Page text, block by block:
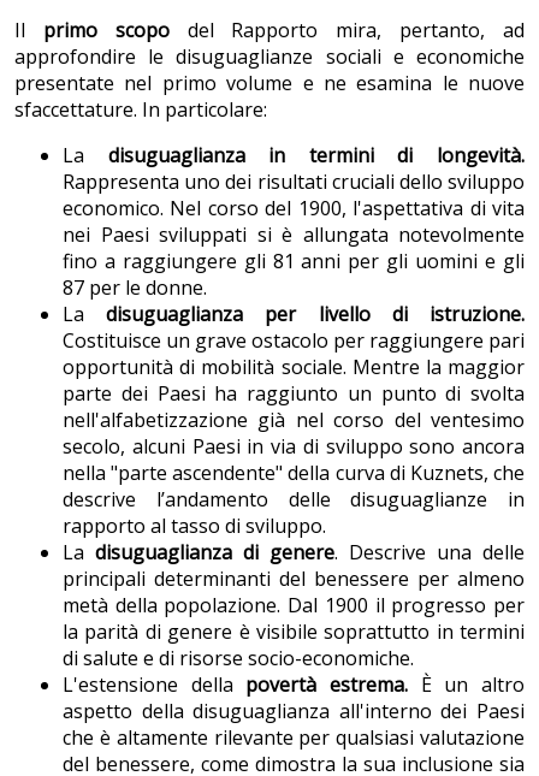
Il primo scopodel Rapporto mira, pertanto, ad
approfondire le disuguaglianze sociali e economiche
presentate nel primo volume e ne esamina le nuove
sfaccettature. In particolare:
La disuguaglianza in termini di longevità.
Rappresenta uno dei risultati cruciali dello sviluppo
economico. Nel corso del 1900, l'aspettativa di vita
nei Paesi sviluppati si è allungata notevolmente
fino a raggiungere gli 81 anni per gli uomini e gli
87 per le donne.
La disuguaglianza per livello di istruzione.
Costituisce un grave ostacolo per raggiungere pari
opportunità di mobilità sociale. Mentre la maggior
parte dei Paesi ha raggiunto un punto di svolta
nell'alfabetizzazione già nel corso del ventesimo
secolo, alcuni Paesi in via di sviluppo sono ancora
nella "parte ascendente" della curva di Kuznets, che
descrive l’andamento delle disuguaglianze in
rapporto al tasso di sviluppo.
La disuguaglianza di genere. Descrive una delle
principali determinanti del benessere per almeno
metà della popolazione. Dal 1900 il progresso per
la parità di genere è visibile soprattutto in termini
di salute e di risorse socio-economiche.
L'estensione della povertà estrema. È un altro
aspetto della disuguaglianza all'interno dei Paesi
che è altamente rilevante per qualsiasi valutazione
del benessere, come dimostra la sua inclusione sia